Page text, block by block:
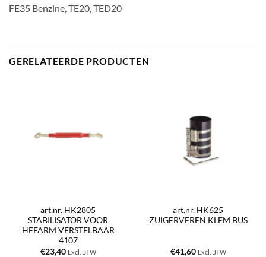
FE35 Benzine, TE20, TED20
GERELATEERDE PRODUCTEN
art.nr. HK2805
STABILISATOR VOOR
HEFARM VERSTELBAAR
4107
€23,40 Excl. BTW
art.nr. HK625
ZUIGERVEREN KLEM BUS
€41,60 Excl. BTW